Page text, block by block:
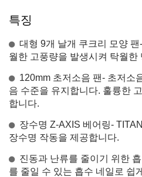
특징
대형 9개 날개 쿠크리 모양
월한 고풍량을 발생시켜 탁월한
120mm 초저소음 팬- 초저소
음 수준을 유지합니다. 훌륭한
합니다.
장수명 Z-AXIS 베어링-
장수명 작동을 제공합니다.
진동과 난류를 줄이기 위한
를 줄일 수 있는 흡수 네일로 쉽